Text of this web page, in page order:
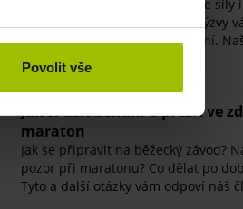
Povolit vše
Překážkové závody prověří vaše síly i
odhodlání. Podívejte se, jaké výzvy
připravte se na jejich překonání.
Jak si užít běhání a přežít ve
maraton
Jak se připravit na běžecký závod?
pozor při maratonu? Co dělat po
Tyto a další otázky vám odpoví náš